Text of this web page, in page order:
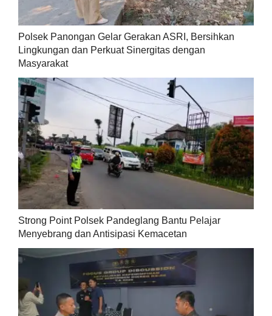
Polsek Panongan Gelar Gerakan ASRI, Bersihkan
Lingkungan dan Perkuat Sinergitas dengan
Masyarakat
Strong Point Polsek Pandeglang Bantu Pelajar
Menyebrang dan Antisipasi Kemacetan